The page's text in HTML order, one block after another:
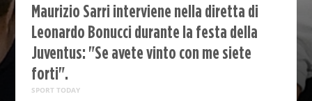
Maurizio Sarri interviene nella diretta di
Leonardo Bonucci durante la festa della
Juventus: "Se avete vinto con me siete
forti".
SPORT TODAY